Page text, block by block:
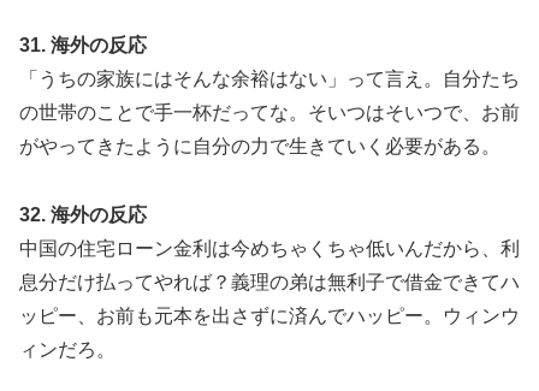
31. 海外の反応
「うちの家族にはそんな余裕はない」って言え。自分たち
の世帯のことで手一杯だってな。そいつはそいつで、お前
がやってきたように自分の力で生きていく必要がある。
32. 海外の反応
中国の住宅ローン金利は今めちゃくちゃ低いんだから、利
息分だけ払ってやれば？義理の弟は無利子で借金できてハ
ッピー、お前も元本を出さずに済んでハッピー。ウィンウ
ィンだろ。